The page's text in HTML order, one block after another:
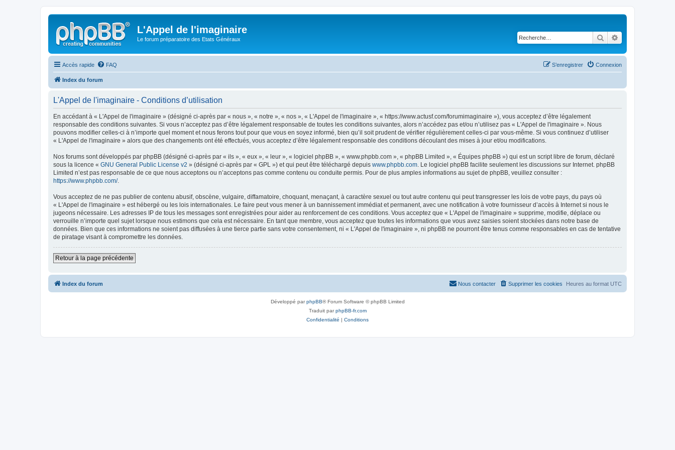
L'Appel de l'imaginaire
Le forum préparatoire des Etats Généraux Rechercher
Accès rapide FAQ Connexion
S’enregistrer
Index du forum
L'Appel de l'imaginaire - Conditions d’utilisation
En accédant à « L'Appel de l'imaginaire » (désigné ci-après par « nous », « notre », « nos », « L'Appel de l'imaginaire », « https://www.actusf.com/forumimaginaire »), vous acceptez d’être légalement
responsable des conditions suivantes. Si vous n’acceptez pas d’être légalement responsable de toutes les conditions suivantes, alors n’accédez pas et/ou n’utilisez pas « L'Appel de l'imaginaire ». Nous
pouvons modifier celles-ci à n’importe quel moment et nous ferons tout pour que vous en soyez informé, bien qu’il soit prudent de vérifier régulièrement celles-ci par vous-même. Si vous continuez d’utiliser
« L'Appel de l'imaginaire » alors que des changements ont été effectués, vous acceptez d’être légalement responsable des conditions découlant des mises à jour et/ou modifications.
Nos forums sont développés par phpBB (désigné ci-après par « ils », « eux », « leur », « logiciel phpBB », « www.phpbb.com », « phpBB Limited », « Équipes phpBB ») qui est un script libre de forum, déclaré
sous la licence « GNU General Public License v2 » (désigné ci-après par « GPL ») et qui peut être téléchargé depuis www.phpbb.com . Le logiciel phpBB facilite seulement les discussions sur Internet. phpBB
Limited n’est pas responsable de ce que nous acceptons ou n’acceptons pas comme contenu ou conduite permis. Pour de plus amples informations au sujet de phpBB, veuillez consulter :
https://www.phpbb.com/.
Vous acceptez de ne pas publier de contenu abusif, obscène, vulgaire, diffamatoire, choquant, menaçant, à caractère sexuel ou tout autre contenu qui peut transgresser les lois de votre pays, du pays où
« L'Appel de l'imaginaire » est hébergé ou les lois internationales. Le faire peut vous mener à un bannissement immédiat et permanent, avec une notification à votre fournisseur d’accès à Internet si nous le
jugeons nécessaire. Les adresses IP de tous les messages sont enregistrées pour aider au renforcement de ces conditions. Vous acceptez que « L'Appel de l'imaginaire » supprime, modifie, déplace ou
verrouille n’importe quel sujet lorsque nous estimons que cela est nécessaire. En tant que membre, vous acceptez que toutes les informations que vous avez saisies soient stockées dans notre base de
données. Bien que ces informations ne soient pas diffusées à une tierce partie sans votre consentement, ni « L'Appel de l'imaginaire », ni phpBB ne pourront être tenus comme responsables en cas de tentative
de piratage visant à compromettre les données.
Retour à la page précédente
Index du forum Heures au format UTC
Supprimer les cookies
Nous contacter
Développé parphpBB® Forum Software © phpBB Limited
Traduit parphpBB-fr.com
Confidentialité | Conditions